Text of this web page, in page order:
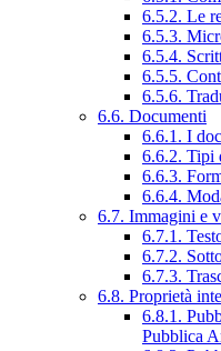
6.5.2. Le
6.5.3.
6.5.4.
6.5.5.
6.5.6.
6.6. Documenti
6.6.1. I
6.6.2. Tipi
6.6.3.
6.6.4.
6.7. Immagini e
6.7.1.
6.7.2.
6.7.3.
6.8. Proprietà
6.8.1.
Pubblica